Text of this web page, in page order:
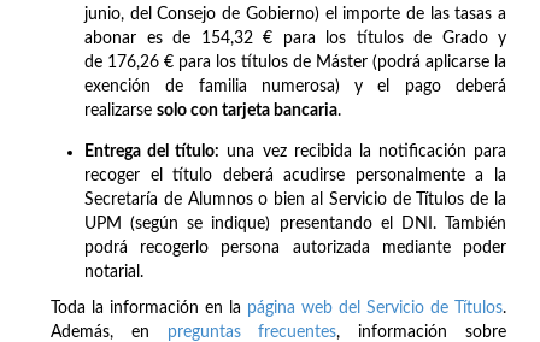
junio, del Consejo de Gobierno) el importe de las tasas a
abonar es de 154,32 € para los títulos de Grado y
de 176,26 € para los títulos de Máster (podrá aplicarse la
exención de familia numerosa) y el pago deberá
realizarse solo con tarjeta bancaria.
Entrega del título: una vez recibida la notificación para
recoger el título deberá acudirse personalmente a la
Secretaría de Alumnos o bien al Servicio de Títulos de la
UPM (según se indique) presentando el DNI. También
podrá recogerlo persona autorizada mediante poder
notarial.
Toda la información en la página web del Servicio de Títulos.
Además, en preguntas frecuentes, información sobre